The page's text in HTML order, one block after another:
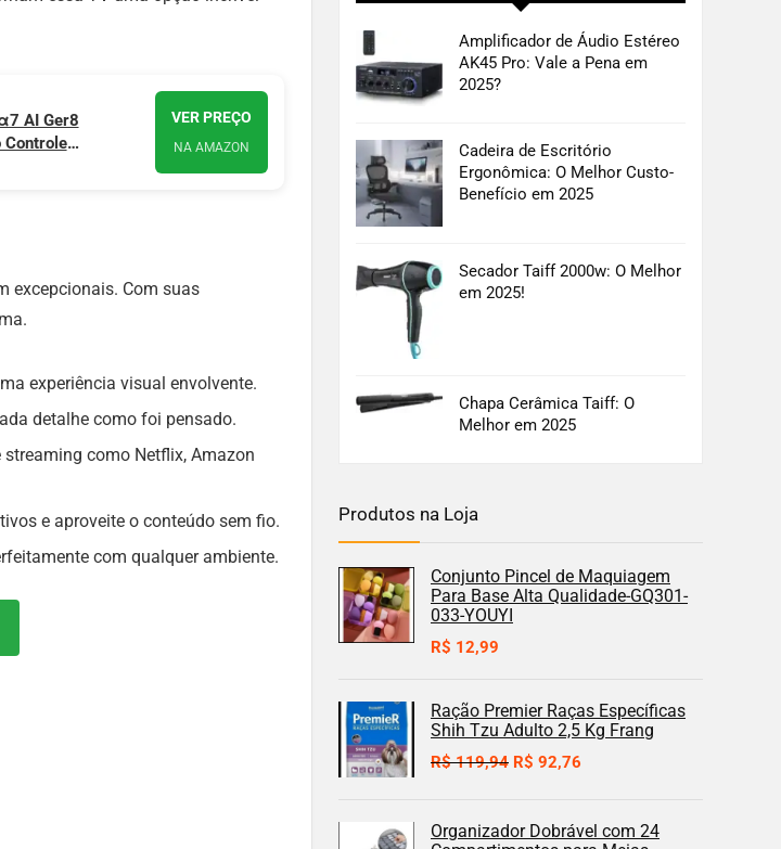
AI Ger8
Controle
VER PREÇO
NA AMAZON
excepcionais. Com suas
experiência visual envolvente.
detalhe como foi pensado.
como Netflix, Amazon
e aproveite o conteúdo sem fio.
com qualquer ambiente.
Amplificador de Áudio Estéreo
AK45 Pro: Vale a Pena em
2025?
Cadeira de Escritório
Ergonômica: O Melhor Custo-
Benefício em 2025
Secador Taiff 2000w: O Melhor
em 2025!
Chapa Cerâmica Taiff: O
Melhor em 2025
Produtos na Loja
Conjunto Pincel de Maquiagem
Para Base Alta Qualidade-GQ301-
033-YOUYI
R$ 12,99
Ração Premier Raças Específicas
Shih Tzu Adulto 2,5 Kg Frang
R$119,94 R$ 92,76
Organizador Dobrável com 24